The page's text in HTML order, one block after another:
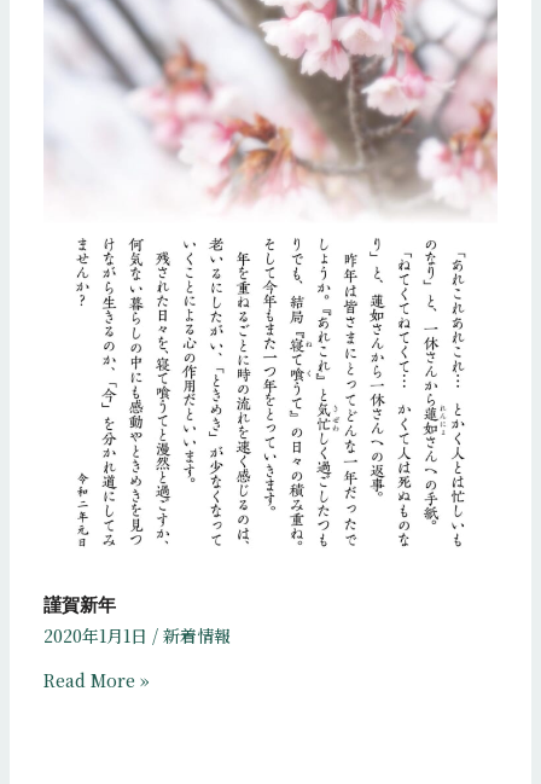
謹賀新年
2020年1月1日 / 新着情報
Read More »